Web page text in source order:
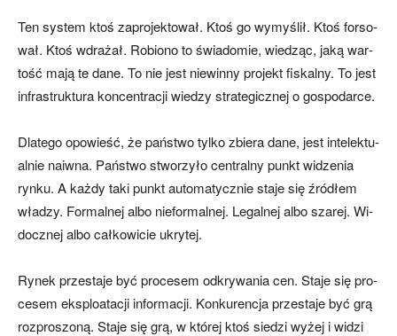
Ten sys­tem ktoś za­pro­jek­to­wał. Ktoś go wy­my­ślił. Ktoś for­so­
wał. Ktoś wdra­żał. Ro­bio­no to świa­do­mie, wie­dząc, ja­ką war­
to­ść ma­ją te da­ne. To nie je­st nie­win­ny pro­jekt fi­skal­ny. To je­st
in­fra­struk­tu­ra kon­cen­tra­cji wie­dzy stra­te­gicz­nej o go­spo­dar­ce.
Dla­te­go opo­wie­ść, że pań­stwo tyl­ko zbie­ra da­ne, je­st in­te­lek­tu­
al­nie na­iw­na. Pań­stwo stwo­rzy­ło cen­tral­ny punkt wi­dze­nia
ryn­ku. A każ­dy ta­ki punkt au­to­ma­tycz­nie sta­je się źró­dłem
wła­dzy. For­mal­nej al­bo nie­for­mal­nej. Le­gal­nej al­bo sza­rej. Wi­
docz­nej al­bo cał­ko­wi­cie ukry­tej.
Ry­nek prze­sta­je być pro­ce­sem od­kry­wa­nia cen. Sta­je się pro­
ce­sem eks­plo­ata­cji in­for­ma­cji. Kon­ku­ren­cja prze­sta­je być grą
roz­pro­szo­ną. Sta­je się grą, w któ­rej ktoś sie­dzi wy­żej i wi­dzi